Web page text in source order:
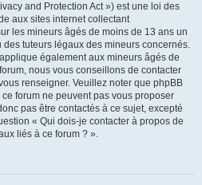
and Protection Act ») est une loi des
aux sites internet collectant
les mineurs âgés de moins de 13 ans un
tuteurs légaux des mineurs concernés.
également aux mineurs âgés de
nous vous conseillons de contacter
renseigner. Veuillez noter que phpBB
forum ne peuvent pas vous proposer
pas être contactés à ce sujet, excepté
« Qui dois-je contacter à propos de
liés à ce forum ? ».